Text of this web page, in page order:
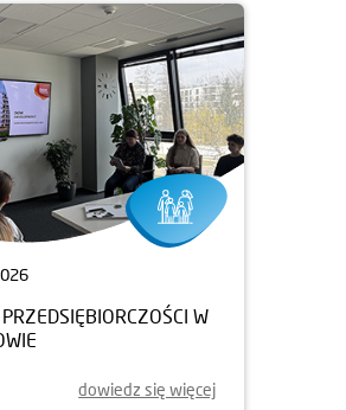
W
dowiedz się więcej